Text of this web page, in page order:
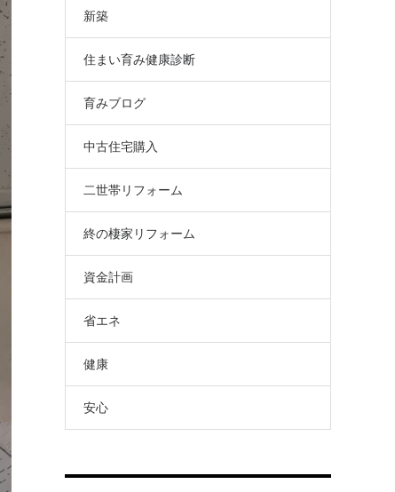
新築
住まい育み健康診断
育みブログ
中古住宅購入
二世帯リフォーム
終の棲家リフォーム
資金計画
省エネ
健康
安心